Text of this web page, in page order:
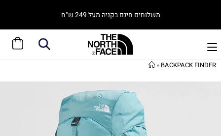
משלוחים חינם בקניה מעל 249 ש"ח
» BACKPACK FINDER